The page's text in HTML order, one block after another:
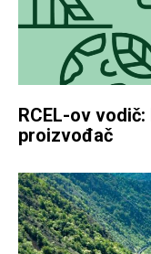
RCEL-ov
proizvođač